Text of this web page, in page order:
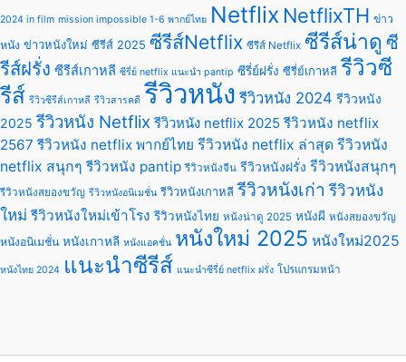
2024 in film mission impossible 1-6 พากย์ไทย Netflix NetflixTH ข่าว
หนัง ข่าวหนังใหม่ ซีรีส์ 2025 ซีรีส์Netflix ซีรีส์ Netflix ซีรีส์น่าดู ซี
รีส์ฝรั่ง ซีรีส์เกาหลี ซีรี่ย์ netflix แนะนํา pantip ซีรี่ย์ฝรั่ง ซีรี่ย์เกาหลี รีวิวซี
รีส์ รีวิวซีรีส์เกาหลี รีวิวสารคดี รีวิวหนัง รีวิวหนัง 2024 รีวิวหนัง
2025 รีวิวหนัง Netflix รีวิวหนัง netflix 2025 รีวิวหนัง netflix
2567 รีวิวหนัง netflix พากย์ไทย รีวิวหนัง netflix ล่าสุด รีวิวหนัง
netflix สนุกๆ รีวิวหนัง pantip รีวิวหนังจีน รีวิวหนังฝรั่ง รีวิวหนังสนุกๆ
รีวิวหนังสยองขวัญ รีวิวหนังอนิเมชั่น รีวิวหนังเกาหลี รีวิวหนังเก่า รีวิวหนัง
ใหม่ รีวิวหนังใหม่เข้าโรง รีวิวหนังไทย หนังน่าดู 2025 หนังผี หนังสยองขวัญ
หนังอนิเมชั่น หนังเกาหลี หนังแอคชั่น หนังใหม่ 2025 หนังใหม่2025
หนังไทย 2024 แนะนำซีรีส์ แนะนําซีรี่ย์ netflix ฝรั่ง โปรแกรมหน้า